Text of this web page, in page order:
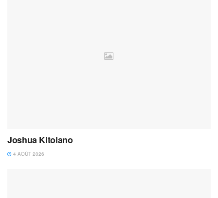
Joshua Kitolano
4 AOÛT 2026